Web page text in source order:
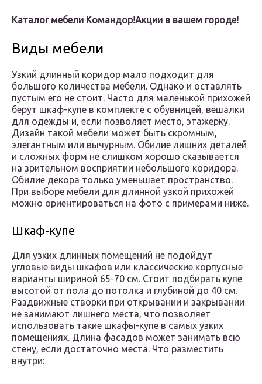
Каталог мебели Командор!Акции в вашем городе!
Виды мебели
Узкий длинный коридор мало подходит для
большого количества мебели. Однако и оставлять
пустым его не стоит. Часто для маленькой прихожей
берут шкаф-купе в комплекте с обувницей, вешалки
для одежды и, если позволяет место, этажерку.
Дизайн такой мебели может быть скромным,
элегантным или вычурным. Обилие лишних деталей
и сложных форм не слишком хорошо сказывается
на зрительном восприятии небольшого коридора.
Обилие декора только уменьшает пространство.
При выборе мебели для длинной узкой прихожей
можно ориентироваться на фото с примерами ниже.
Шкаф-купе
Для узких длинных помещений не подойдут
угловые виды шкафов или классические корпусные
варианты шириной 65-70 см. Стоит подбирать купе
высотой от пола до потолка и глубиной до 40 см.
Раздвижные створки при открывании и закрывании
не занимают лишнего места, что позволяет
использовать такие шкафы-купе в самых узких
помещениях. Длина фасадов может занимать всю
стену, если достаточно места. Что разместить
внутри: